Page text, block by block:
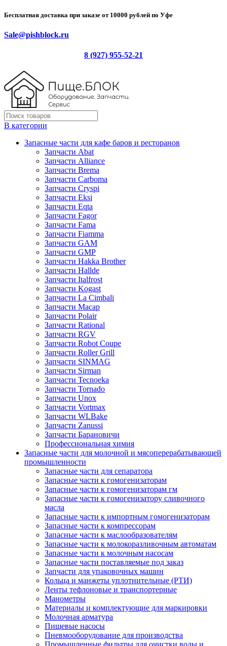
Бесплатная доставка при заказе от 10000 рублей по Уфе
Sale@pishblock.ru
8 (927) 955-52-21
В категории
Запасные части для кафе баров и ресторанов
Запчасти Abat
Запчасти Alliance
Запчасти Brema
Запчасти Carboma
Запчасти Cryspi
Запчасти Eksi
Запчасти Eqta
Запчасти Fagor
Запчасти Fama
Запчасти Fiamma
Запчасти GAM
Запчасти GMP
Запчасти Hakka Brother
Запчасти Hallde
Запчасти Italfrost
Запчасти Kogast
Запчасти La Cimbali
Запчасти Macap
Запчасти Polair
Запчасти Rational
Запчасти RGV
Запчасти Robot Coupe
Запчасти Roller Grill
Запчасти SINMAG
Запчасти Sirman
Запчасти Tecnoeka
Запчасти Tornado
Запчасти Unox
Запчасти Vortmax
Запчасти WLBake
Запчасти Zanussi
Запчасти Барановичи
Профессиональная химия
Запасные части для молочной и мясоперерабатывающей
промышленности
Запасные части для сепаратора
Запасные части к гомогенизаторам
Запасные части к гомогенизаторам гм
Запасные части к гомогенизатору сливочного
масла
Запасные части к импортным гомогенизаторам
Запасные части к компрессорам
Запасные части к маслообразователям
Запасные части к молокоразливочным автоматам
Запасные части к молочным насосам
Запасные части поставляемые под заказ
Запчасти для упаковочных машин
Кольца и манжеты уплотнительные (РТИ)
Ленты тефлоновые и транспортерные
Манометры
Материалы и комплектующие для маркировки
Молочная арматура
Пищевые насосы
Пневмооборудование для производства
Промышленные фильтры для очистки воды и